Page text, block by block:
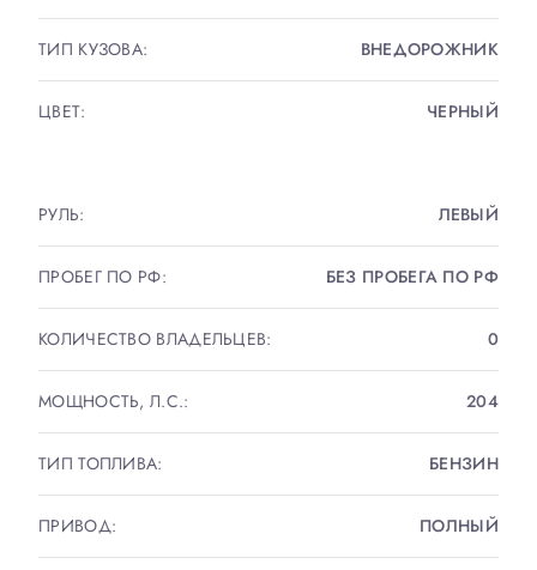
КЛИМАТ-КОНТРОЛЬ ,АВТОПАРКОВКА, БАГАЖНИК
ОТКРЫВАЕТСЯ БЕЗ ПОМОЩИ РУК, ЦИФРОВАЯ
ПРИБОРНАЯ ПАНЕЛЬ, ЭЛЕКТРОПРИВОД КРЫШКИ
АКУСТИЧЕСКИЕ ПЕРЕДНИЕ СТЕКЛА, И МНОГОЕ
Экстерьер
• Матричные фары
• Легкосплавные диски 7,5J x 20
• Рейлинги на крыше черные
• Спойлер крышки багажника
• Надписи на кузове черного цвета
• Передний и задний бампер S-LINE
ТИП КУЗОВА: ВНЕДОРОЖНИК
ЦВЕТ: ЧЕРНЫЙ
РУЛЬ: ЛЕВЫЙ
ПРОБЕГ ПО РФ: БЕЗ ПРОБЕГА ПО РФ
КОЛИЧЕСТВО ВЛАДЕЛЬЦЕВ: 0
МОЩНОСТЬ, Л.С.: 204
ТИП ТОПЛИВА: БЕНЗИН
ПРИВОД: ПОЛНЫЙ